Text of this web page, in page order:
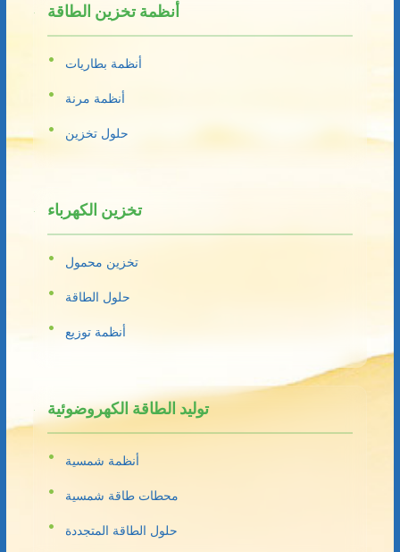
أنظمة تخزين الطاقة
أنظمة بطاريات
أنظمة مرنة
حلول تخزين
تخزين الكهرباء
تخزين محمول
حلول الطاقة
أنظمة توزيع
توليد الطاقة الكهروضوئية
أنظمة شمسية
محطات طاقة شمسية
حلول الطاقة المتجددة